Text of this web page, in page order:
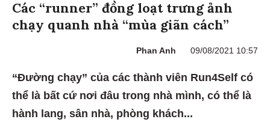
Các “runner” đồng loạt trưng ảnh
chạy quanh nhà “mùa giãn cách”
Phan Anh 09/08/2021 10:57
“Đường chạy” của các thành viên Run4Self có
thể là bất cứ nơi đâu trong nhà mình, có thể là
hành lang, sân nhà, phòng khách...